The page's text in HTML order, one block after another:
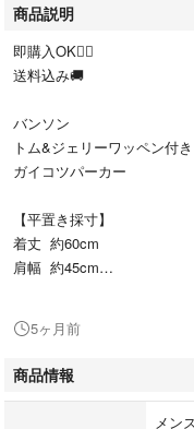
商品説明
即購入OK🙆‍♀️
送料込み🚚
バンソン
トム&ジェリーワッペン付き
ガイコツパーカー
【平置き採寸】
着丈 約60cm
肩幅 約45cm
袋から出しタグもなしです
ので、ご理解いただける方
5ヶ月前
商品情報
メン